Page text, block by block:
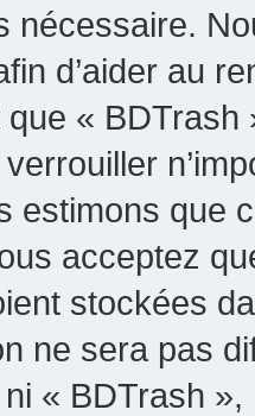
nécessaire.
d’aider au
« BDTrash
estimons que
acceptez
stockées
ne sera pas
« BDTrash